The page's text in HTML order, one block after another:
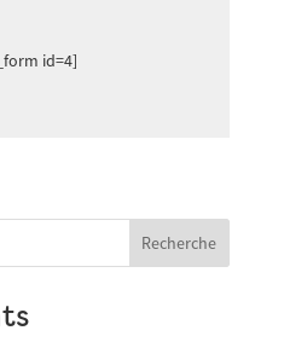
id=4]
Recherche